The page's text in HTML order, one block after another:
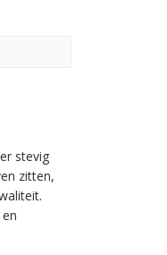
stevig
zitten,